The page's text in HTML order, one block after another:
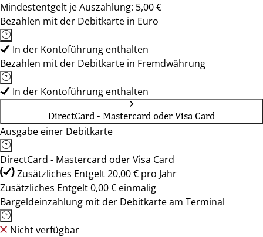
Mindestentgelt je Auszahlung: 5,00 €
Bezahlen mit der Debitkarte in Euro
In der Kontoführung enthalten
Bezahlen mit der Debitkarte in Fremdwährung
In der Kontoführung enthalten
DirectCard - Mastercard oder Visa Card
Ausgabe einer Debitkarte
DirectCard - Mastercard oder Visa Card
Zusätzliches Entgelt 20,00 € pro Jahr
Zusätzliches Entgelt 0,00 € einmalig
Bargeldeinzahlung mit der Debitkarte am Terminal
Nicht verfügbar